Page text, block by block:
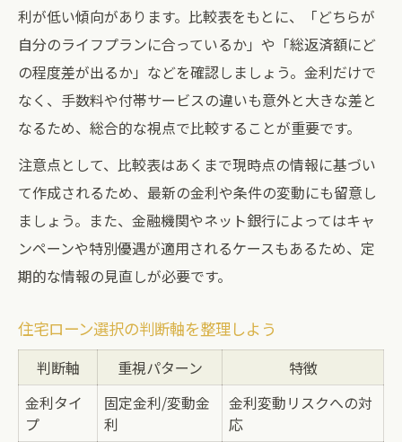
利が低い傾向があります。比較表をもとに、「どちらが
自分のライフプランに合っているか」や「総返済額にど
の程度差が出るか」などを確認しましょう。金利だけで
なく、手数料や付帯サービスの違いも意外と大きな差と
なるため、総合的な視点で比較することが重要です。
注意点として、比較表はあくまで現時点の情報に基づい
て作成されるため、最新の金利や条件の変動にも留意し
ましょう。また、金融機関やネット銀行によってはキャ
ンペーンや特別優遇が適用されるケースもあるため、定
期的な情報の見直しが必要です。
住宅ローン選択の判断軸を整理しよう
判断軸 重視パターン
特徴
金利タイ
プ
固定金利/変動金
利
金利変動リスクへの対
応